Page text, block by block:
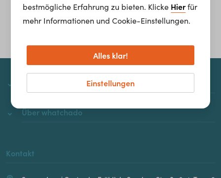
Über whatchado
Kontakt
bestmögliche Erfahrung zu bieten. Klicke Hierfür
mehr Informationen und Cookie-Einstellungen.
Einstellungen
Alles klar!